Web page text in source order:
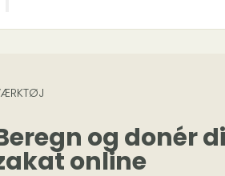
og donér
online